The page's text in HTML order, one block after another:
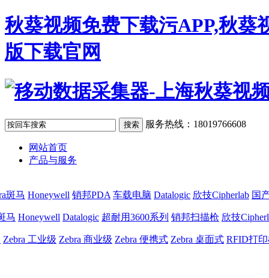
秋葵视频免费下载污APP,秋葵
版下载官网
服务热线：18019766608
网站首页
产品与服务
斑马 Honeywell 销邦PDA 车载电脑 Datalogic 欣技Cipherlab 国
马 Honeywell Datalogic 超耐用3600系列 销邦扫描枪 欣技
Zebra 工业级 Zebra 商业级 Zebra 便携式 Zebra 桌面式 RFID打